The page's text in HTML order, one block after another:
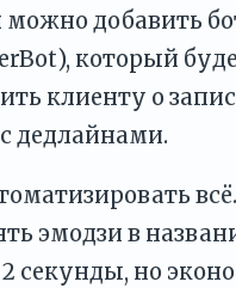
можно добавить
который
клиенту о
дедлайнами.
эмодзи в
секунды, но